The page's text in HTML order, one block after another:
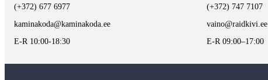
(+372) 677 6977
kaminakoda@kaminakoda.ee
E-R 10:00-18:30
(+372) 747 7107
vaino@raidkivi.ee
E-R 09:00–17:00